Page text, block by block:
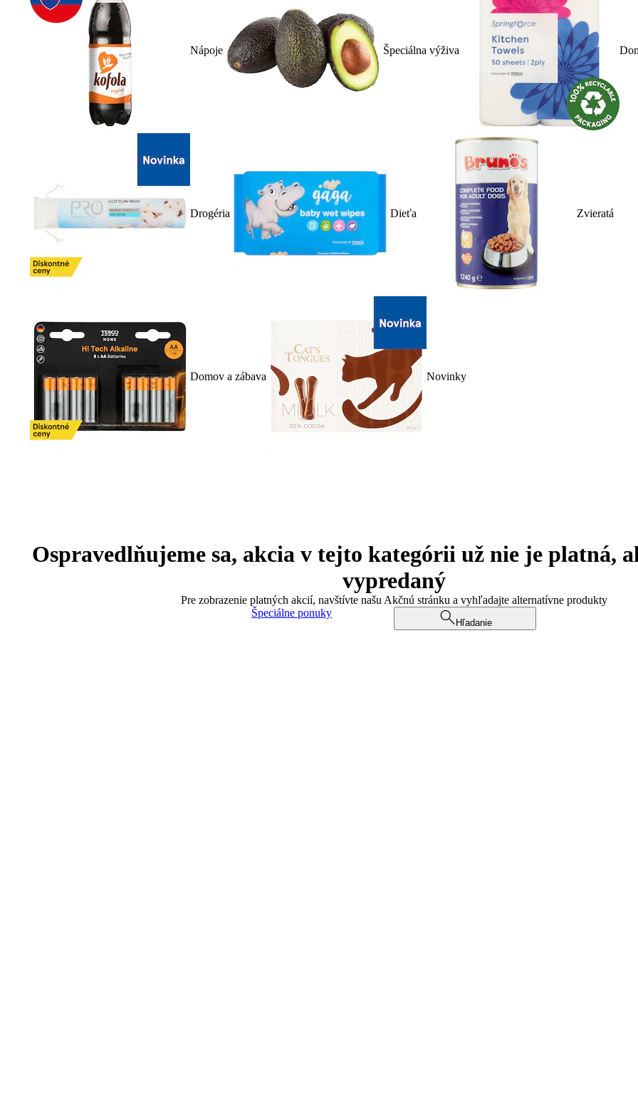
Nápoje Špeciálna výživa
Drogéria Dieťa Zvieratá
Domov a zábava Novinky
Ospravedlňujeme sa, akcia v tejto kategórii už nie je platná,
vypredaný
Pre zobrazenie platných akcií, navštívte našu Akčnú stránku a vyhľadajte alternatívne produkty
Špeciálne ponuky
Hľadanie